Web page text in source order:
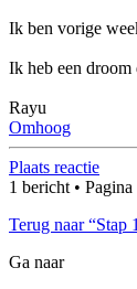
Ik ben vorige
Ik heb een
Rayu
Omhoog
Plaats reactie
1 bericht • Pagina
Terug naar “Stap
Ga naar